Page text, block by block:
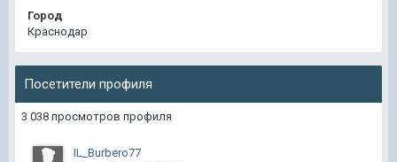
Город
Краснодар
Посетители профиля
3 038 просмотров профиля
IL_Burbero77